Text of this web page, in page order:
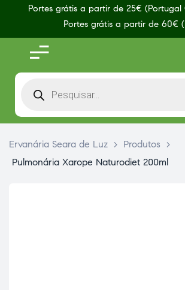
Portes grátis a partir de 25€ (Portugal
Portes grátis a partir de 60€
Ervanária Seara de Luz > Produtos
>
Pulmonária Xarope Naturodiet 200ml